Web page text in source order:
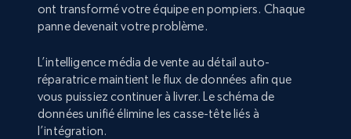
ont transformé votre équipe en pompiers. Chaque
panne devenait votre problème.
L’intelligence média de vente au détail auto-
réparatrice maintient le flux de données afin que
vous puissiez continuer à livrer. Le schéma de
données unifié élimine les casse-tête liés à
l’intégration.